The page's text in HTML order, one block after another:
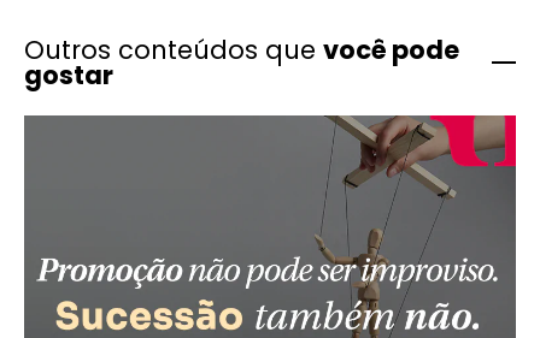
Outros conteúdos que você pode
gostar